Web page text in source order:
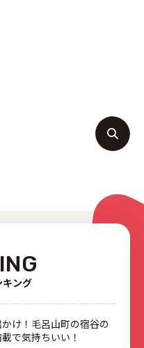
キング
け！毛呂山町の宿谷の
で気持ちいい！